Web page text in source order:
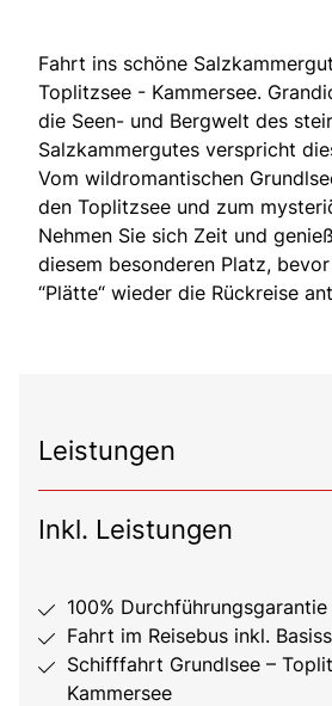
Fahrt ins schöne
Toplitzsee - Kammersee.
die Seen- und Bergwelt des
Salzkammergutes verspricht
Vom wildromantischen
den Toplitzsee und zum
Nehmen Sie sich Zeit und
diesem besonderen Platz,
“Plätte“ wieder die Rückreise
Leistungen
Inkl. Leistungen
100% Durchführungsgarantie
Fahrt im Reisebus inkl.
Schifffahrt Grundlsee –
Kammersee